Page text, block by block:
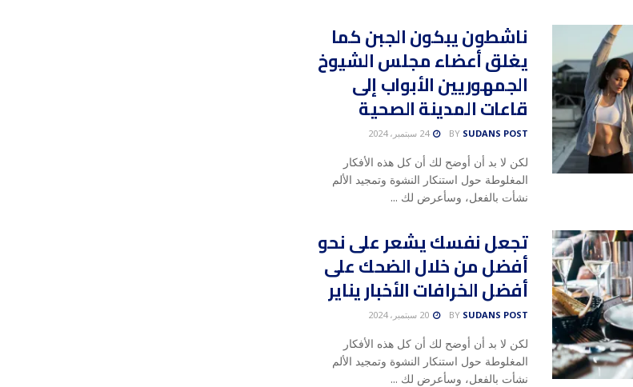
ناشطون يبكون الجبن كما
يغلق أعضاء مجلس الشيوخ
الجمهوريين الأبواب إلى
قاعات المدينة الصحية
BY SUDANS POST 24 سبتمبر، 2024
لكن لا بد أن أوضح لك أن كل هذه الأفكار
المغلوطة حول استنكار النشوة وتمجيد الألم
نشأت بالفعل، وسأعرض لك ...
تجعل نفسك يشعر على نحو
أفضل من خلال الضحك على
أفضل الخرافات الأخبار يناير
BY SUDANS POST 20 سبتمبر، 2024
لكن لا بد أن أوضح لك أن كل هذه الأفكار
المغلوطة حول استنكار النشوة وتمجيد الألم
نشأت بالفعل، وسأعرض لك ...